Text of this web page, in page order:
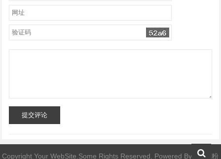
提交评论
Copyright Your WebSite.Some Rights Reserved. Powered By ins 刷粉